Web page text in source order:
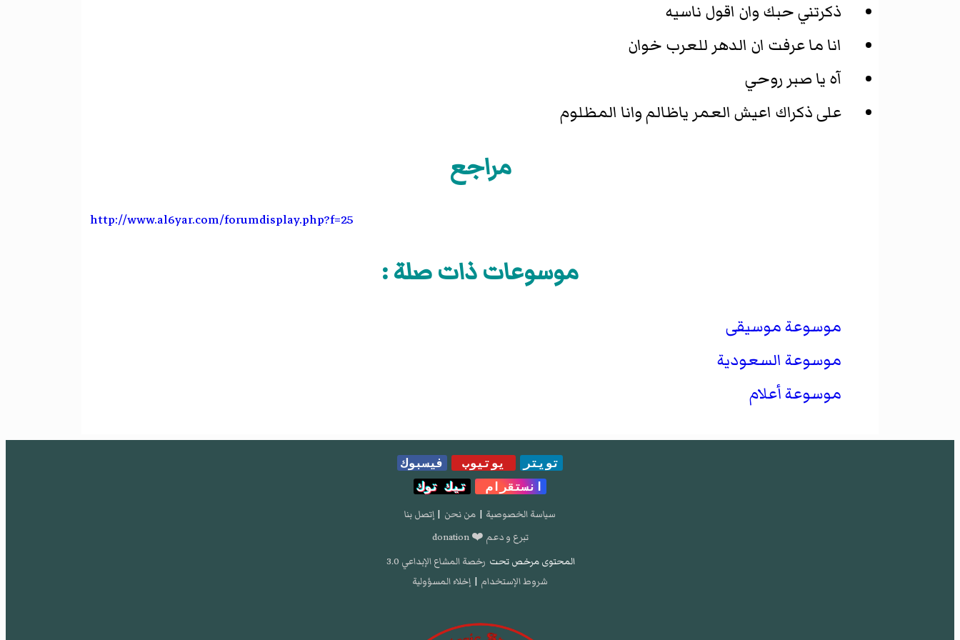
ذكرتني حبك وان اقول ناسيه
انا ما عرفت ان الدهر للعرب خوان
آه يا صبر روحي
على ذكراك اعيش العمر ياظالم وانا المظلوم
مراجع
http://www.al6yar.com/forumdisplay.php?f=25
موسوعات ذات صلة :
موسوعة موسيقى
موسوعة السعودية
موسوعة أعلام
تويتر يوتيوب
فيسبوك
انستقرام
تيك توك
سياسة الخصوصية | من نحن | إتصل بنا
تبرع و دعم ❤️ donation
المحتوى مرخص تحت رخصة المشاع الإبداعي 3.0
شروط الإستخدام | إخلاء المسؤولية